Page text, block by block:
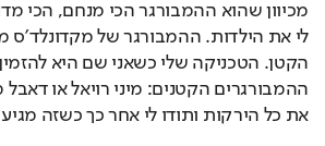
את כל הירקות ותודו לי אחר כך כשזה מגיע